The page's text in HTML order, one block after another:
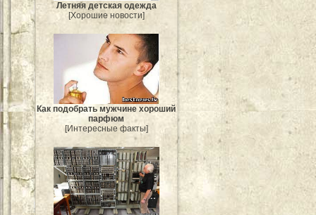
Летняя детская одежда
[Хорошие новости]
Как подобрать мужчине хороший
парфюм
[Интересные факты]